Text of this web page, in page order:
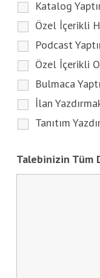
Katalog
Özel İçerikli
Podcast
Özel İçerikli
Bulmaca
İlan
Tanıtım
Talebinizin Tüm